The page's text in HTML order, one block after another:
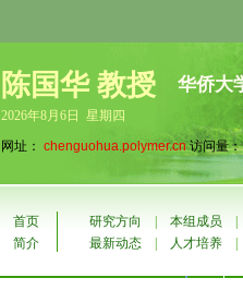
陈国华 教授 华侨大
2026年8月6日 星期四
网址： chenguohua.polymer.cn访问量：
首页 研究方向 本组成员
简介
最新动态 人才培养